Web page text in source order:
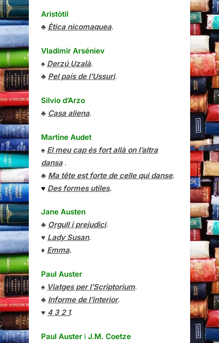
Aristòtil
♣ Ètica nicomaquea.
Vladímir Arséniev
♠ Derzú Uzalà.
♣ Pel país de l’Ussuri.
Silvio d’Arzo
♣ Casa aliena.
Martine Audet
♠ El meu cap és fort allà on l’altra
dansa.
♣ Ma tête est forte de celle qui danse.
♥ Des formes utiles.
Jane Austen
♣ Orgull i prejudici.
♥ Lady Susan.
♦ Emma.
Paul Auster
♠ Viatges per l’Scriptorium.
♣ Informe de l’interior.
♥ 4 3 2 1.
Paul Auster i J.M. Coetze